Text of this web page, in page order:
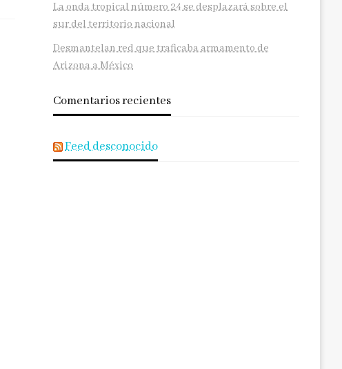
La onda tropical número 24 se desplazará sobre el
sur del territorio nacional
Desmantelan red que traficaba armamento de
Arizona a México
Comentarios recientes
Feed desconocido